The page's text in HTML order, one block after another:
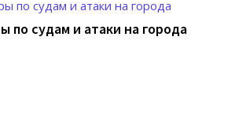
по судам и атаки на города